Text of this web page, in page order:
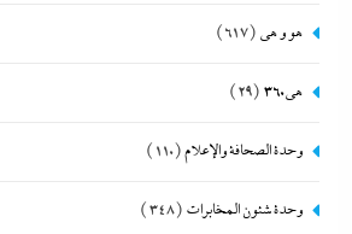
هو و هي (617)
هى360 (29)
وحدة الصحافة والإعلام(110)
وحدة شئون المخابرات (348)